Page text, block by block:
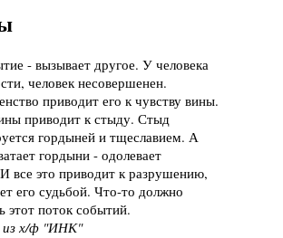
- вызывает другое. У человека
человек несовершенен.
приводит его к чувству вины.
приводит к стыду. Стыд
гордыней и тщеславием. А
гордыни - одолевает
все это приводит к разрушению,
его судьбой. Что-то должно
этот поток событий.
х/ф "ИНК"